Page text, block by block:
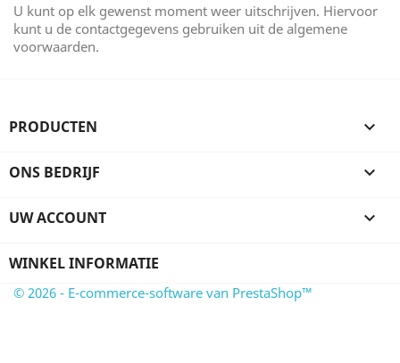
U kunt op elk gewenst moment weer uitschrijven. Hiervoor
kunt u de contactgegevens gebruiken uit de algemene
voorwaarden.
PRODUCTEN 
ONS BEDRIJF 
UW ACCOUNT 
WINKEL INFORMATIE
© 2026 - E-commerce-software van PrestaShop™